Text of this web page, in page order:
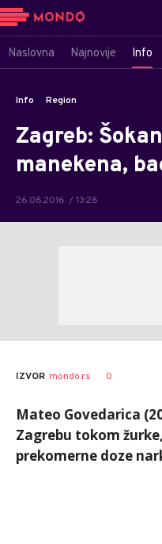
Naslovna Najnovije Info
Info Region
Zagreb:
manekena,
26.08.2016. / 13:28
IZVOR mondo.rs 0
Mateo Govedarica
Zagrebu tokom
prekomerne doze